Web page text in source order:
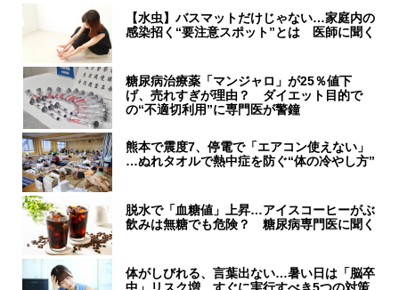
【水虫】バスマットだけじゃない…家庭内の
感染招く“要注意スポット”とは 医師に聞く
糖尿病治療薬「マンジャロ」が25％値下
げ、売れすぎが理由？ ダイエット目的で
の“不適切利用”に専門医が警鐘
熊本で震度7、停電で「エアコン使えない」
…ぬれタオルで熱中症を防ぐ“体の冷やし方”
脱水で「血糖値」上昇…アイスコーヒーがぶ
飲みは無糖でも危険？ 糖尿病専門医に聞く
体がしびれる、言葉出ない…暑い日は「脳卒
中」リスク増 すぐに実行すべき5つの対策